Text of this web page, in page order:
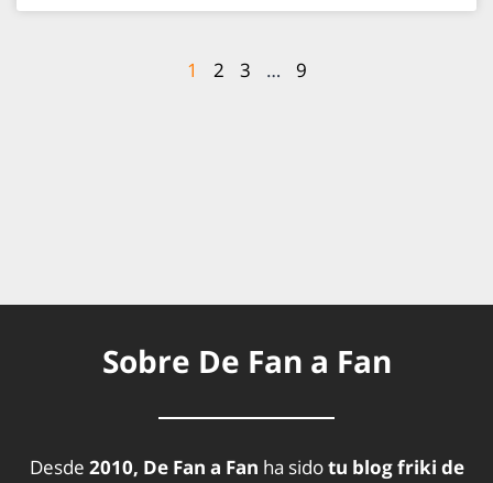
1 2 3 … 9
Sobre De Fan a Fan
Desde 2010, De Fan a Fan ha sidotu blog friki de